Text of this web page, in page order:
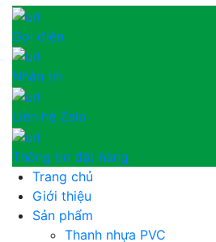
Gọi điện
Nhắn tin
Liên hệ Zalo
Thông tin đặt hàng
Trang chủ
Giới thiệu
Sản phẩm
Thanh nhựa PVC